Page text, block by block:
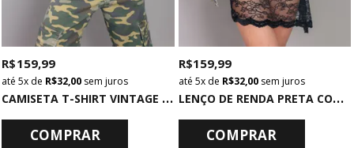
C
AMISETA T-SHIRT VINTAGE VERDE LIVE LOUD
R$ 159,99
5x de R$ 32,00 sem juros
COMPRAR
L
ENÇO DE RENDA PRETA COM BARRA DE VELUDO
R$ 159,99
5xde R$ 32,00sem juros
COMPRAR